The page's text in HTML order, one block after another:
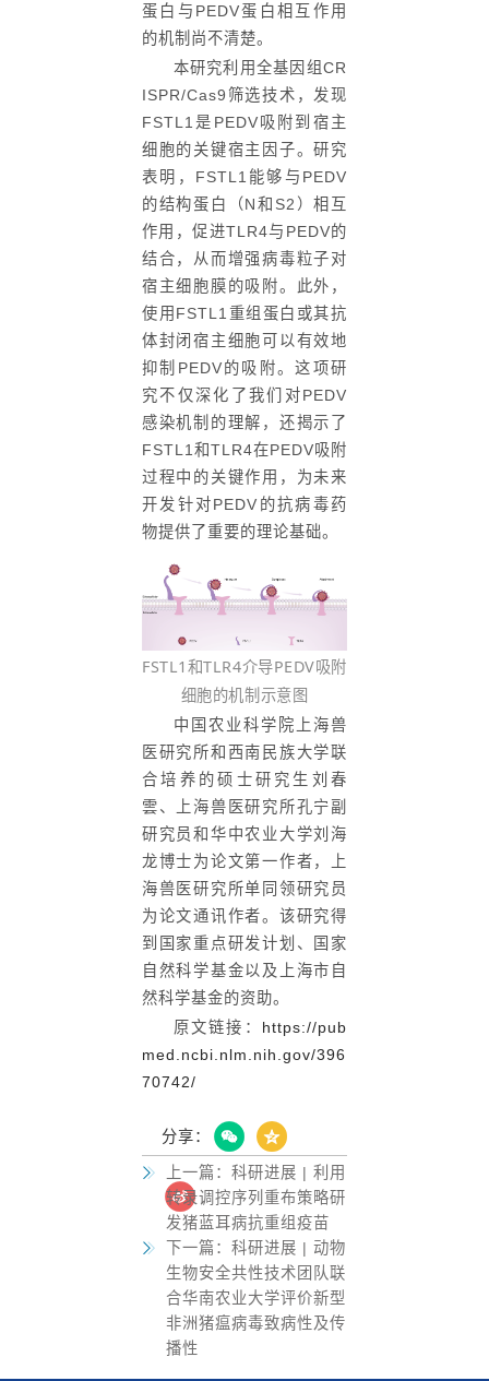
蛋白与PEDV蛋白相互作用
的机制尚不清楚。
本研究利用全基因组CR
ISPR/Cas9筛选技术，发现
FSTL1是PEDV吸附到宿主
细胞的关键宿主因子。研究
表明，FSTL1能够与PEDV
的结构蛋白（N和S2）相互
作用，促进TLR4与PEDV的
结合，从而增强病毒粒子对
宿主细胞膜的吸附。此外，
使用FSTL1重组蛋白或其抗
体封闭宿主细胞可以有效地
抑制PEDV的吸附。这项研
究不仅深化了我们对PEDV
感染机制的理解，还揭示了
FSTL1和TLR4在PEDV吸附
过程中的关键作用，为未来
开发针对PEDV的抗病毒药
物提供了重要的理论基础。
FSTL1和TLR4介导PEDV吸附
细胞的机制示意图
中国农业科学院上海兽
医研究所和西南民族大学联
合培养的硕士研究生刘春
雲、上海兽医研究所孔宁副
研究员和华中农业大学刘海
龙博士为论文第一作者，上
海兽医研究所单同领研究员
为论文通讯作者。该研究得
到国家重点研发计划、国家
自然科学基金以及上海市自
然科学基金的资助。
原文链接： https://pub
med.ncbi.nlm.nih.gov/396
70742/
分享：
上一篇： 科研进展 | 利用
转录调控序列重布策略研
发猪蓝耳病抗重组疫苗
下一篇： 科研进展 | 动物
生物安全共性技术团队联
合华南农业大学评价新型
非洲猪瘟病毒致病性及传
播性